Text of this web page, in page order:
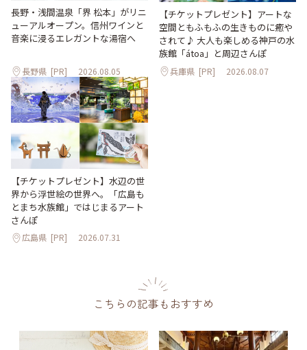
長野・浅間温泉「界 松本」がリニ
ューアルオープン。信州ワインと
音楽に浸るエレガントな湯宿へ
長野県 [PR] 2026.08.05
【チケットプレゼント】アートな
空間ともふもふの生きものに癒や
されて♪ 大人も楽しめる神戸の水
族館「átoa」と周辺さんぽ
兵庫県 [PR] 2026.08.07
【チケットプレゼント】水辺の世
界から浮世絵の世界へ。「広島も
とまち水族館」ではじまるアート
さんぽ
広島県 [PR] 2026.07.31
こちらの記事もおすすめ